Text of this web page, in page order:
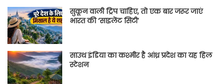
सुकून वाली ट्रिप चाहिए, तो एक बार जरूर जाएं
भारत की ‘साइलेंट सिटी’
साउथ इंडिया का कश्मीर है आंध्र प्रदेश का यह हिल
स्टेशन